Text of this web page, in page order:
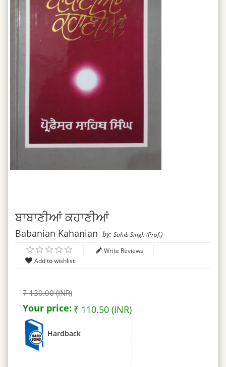
ਬਾਬਾਣੀਆਂ ਕਹਾਣੀਆਂ
Babanian Kahanian by: Sahib Singh (Prof.)
Write Reviews
₹ 130.00 (INR)
Your price: ₹ 110.50 (INR)
Hardback